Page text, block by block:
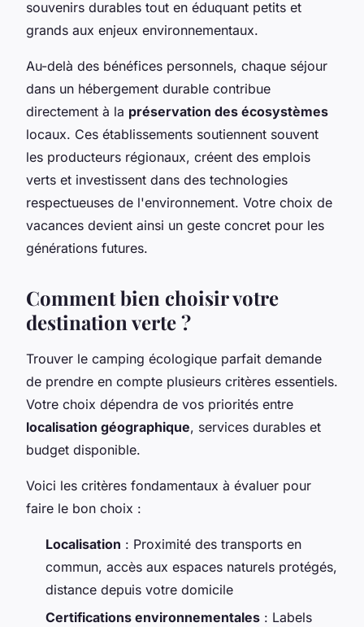
souvenirs durables tout en éduquant petits et
grands aux enjeux environnementaux.
Au-delà des bénéfices personnels, chaque séjour
dans un hébergement durable contribue
directement à la préservation des écosystèmes
locaux. Ces établissements soutiennent souvent
les producteurs régionaux, créent des emplois
verts et investissent dans des technologies
respectueuses de l'environnement. Votre choix de
vacances devient ainsi un geste concret pour les
générations futures.
Comment bien choisir votre
destination verte ?
Trouver le camping écologique parfait demande
de prendre en compte plusieurs critères essentiels.
Votre choix dépendra de vos priorités entre
localisation géographique, services durables et
budget disponible.
Voici les critères fondamentaux à évaluer pour
faire le bon choix :
Localisation : Proximité des transports en
commun, accès aux espaces naturels protégés,
distance depuis votre domicile
Certifications environnementales : Labels